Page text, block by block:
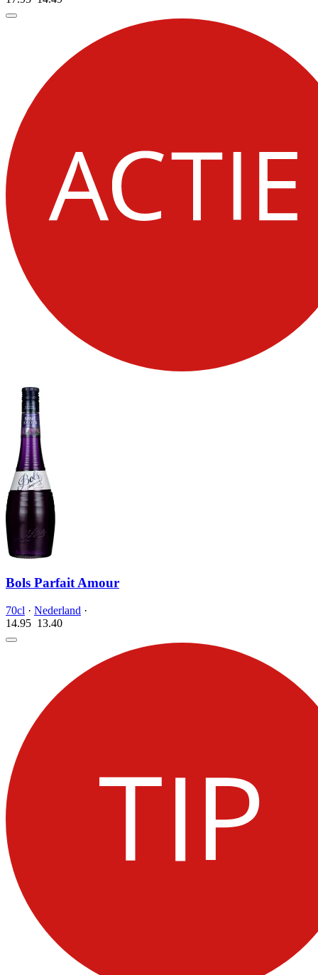
Bols Parfait Amour
70cl · Nederland ·
14.95 13.40